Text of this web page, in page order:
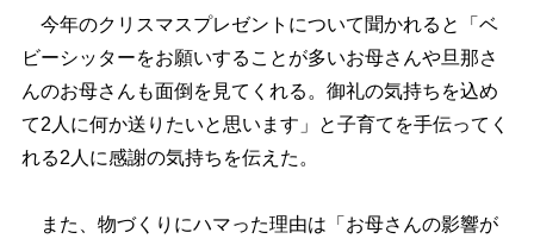
今年のクリスマスプレゼントについて聞かれると「ベ
ビーシッターをお願いすることが多いお母さんや旦那さ
んのお母さんも面倒を見てくれる。御礼の気持ちを込め
て2人に何か送りたいと思います」と子育てを手伝ってく
れる2人に感謝の気持ちを伝えた。
また、物づくりにハマった理由は「お母さんの影響が